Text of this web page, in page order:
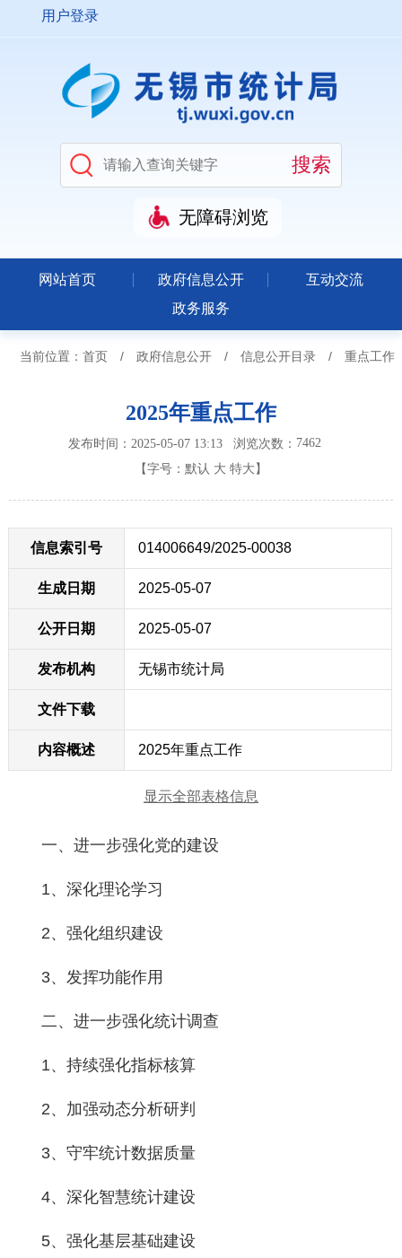
用户登录
无障碍浏览
网站首页 政府信息公开
互动交流
政务服务
当前位置： 首页 / 政府信息公开 / 信息公开目录 / 重点工作
2025年重点工作
发布时间：2025-05-07 13:13浏览次数： 7462
【字号： 默认 大 特大 】
信息索引号 014006649/2025-00038
生成日期 2025-05-07
公开日期 2025-05-07
发布机构 无锡市统计局
文件下载
内容概述 2025年重点工作
显示全部表格信息
一、进一步强化党的建设
1、深化理论学习
2、强化组织建设
3、发挥功能作用
二、进一步强化统计调查
1、持续强化指标核算
2、加强动态分析研判
3、守牢统计数据质量
4、深化智慧统计建设
5、强化基层基础建设